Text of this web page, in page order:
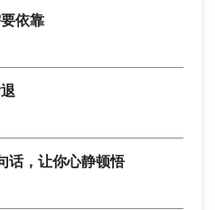
依靠
话，让你心静顿悟